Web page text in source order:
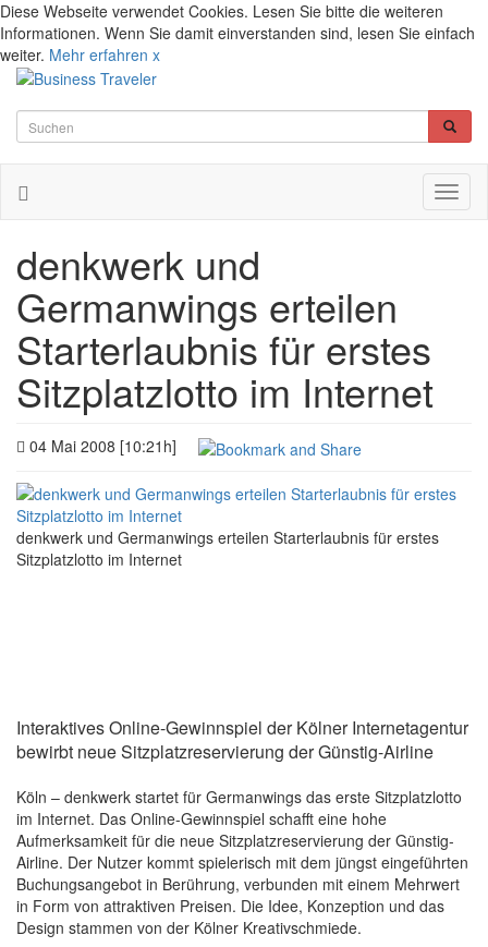
Diese Webseite verwendet Cookies. Lesen Sie bitte die weiteren
Informationen. Wenn Sie damit einverstanden sind, lesen Sie einfach
weiter. Mehr erfahren x
denkwerk und
Germanwings erteilen
Starterlaubnis für erstes
Sitzplatzlotto im Internet
04 Mai 2008 [10:21h]
denkwerk und Germanwings erteilen Starterlaubnis für erstes
Sitzplatzlotto im Internet
Interaktives Online-Gewinnspiel der Kölner Internetagentur
bewirbt neue Sitzplatzreservierung der Günstig-Airline
Köln – denkwerk startet für Germanwings das erste Sitzplatzlotto
im Internet. Das Online-Gewinnspiel schafft eine hohe
Aufmerksamkeit für die neue Sitzplatzreservierung der Günstig-
Airline. Der Nutzer kommt spielerisch mit dem jüngst eingeführten
Buchungsangebot in Berührung, verbunden mit einem Mehrwert
in Form von attraktiven Preisen. Die Idee, Konzeption und das
Design stammen von der Kölner Kreativschmiede.